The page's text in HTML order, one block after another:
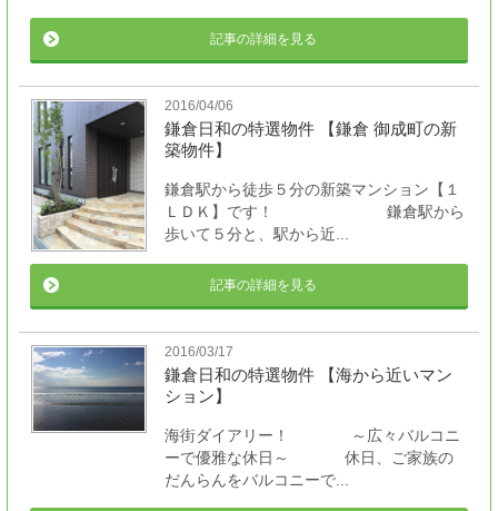
記事の詳細を見る
2016/04/06
鎌倉日和の特選物件 【鎌倉 御成町の新
築物件】
鎌倉駅から徒歩５分の新築マンション【１
ＬＤＫ】です！ 鎌倉駅から
歩いて５分と、駅から近...
記事の詳細を見る
2016/03/17
鎌倉日和の特選物件 【海から近いマン
ション】
海街ダイアリー！ ～広々バルコニ
ーで優雅な休日～ 休日、ご家族の
だんらんをバルコニーで...